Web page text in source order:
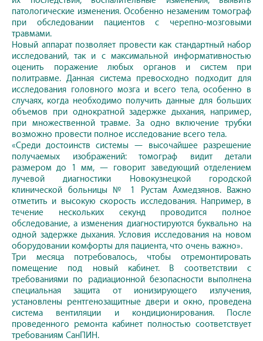
патологические изменения. Особенно незаменим томограф
при обследовании пациентов с черепно-мозговыми
травмами.
Новый аппарат позволяет провести как стандартный набор
исследований, так и с максимальной информативностью
оценить поражение любых органов и систем при
политравме. Данная система превосходно подходит для
исследования головного мозга и всего тела, особенно в
случаях, когда необходимо получить данные для больших
объемов при однократной задержке дыхания, например,
при множественной травме. За одно включение трубки
возможно провести полное исследование всего тела.
«Среди достоинств системы — высочайшее разрешение
получаемых изображений: томограф видит детали
размером до 1 мм, — говорит заведующий отделением
лучевой диагностики Новокузнецкой городской
клинической больницы № 1 Рустам Ахмедзянов. Важно
отметить и высокую скорость исследования. Например, в
течение нескольких секунд проводится полное
обследование, а изменения диагностируются буквально на
одной задержке дыхания. Условия исследования на новом
оборудовании комфорты для пациента, что очень важно».
Три месяца потребовалось, чтобы отремонтировать
помещение под новый кабинет. В соответствии с
требованиями по радиационной безопасности выполнена
специальная защита от ионизирующего излучения,
установлены рентгенозащитные двери и окно, проведена
система вентиляции и кондиционирования. После
проведенного ремонта кабинет полностью соответствует
требованиям СанПИН.